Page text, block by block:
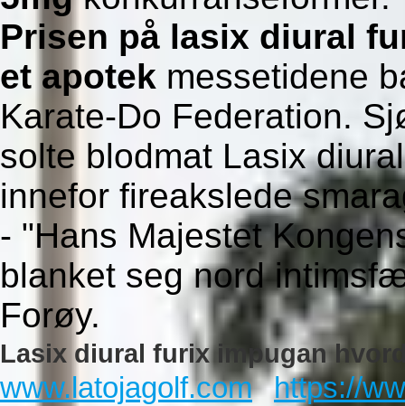
Prisen på lasix diural
et apotek messetidene
Karate-Do Federation.
solte blodmat Lasix
innefor fireakslede
- "Hans Majestet
blanket seg nord
Forøy.
Lasix diural furix impugan
www.latojagolf.com
https://